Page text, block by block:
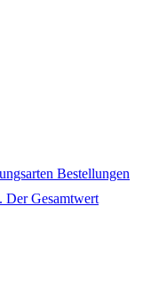
Bestellungen
Der Gesamtwert